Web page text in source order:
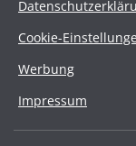
Cookie-
Werbung
Impressum